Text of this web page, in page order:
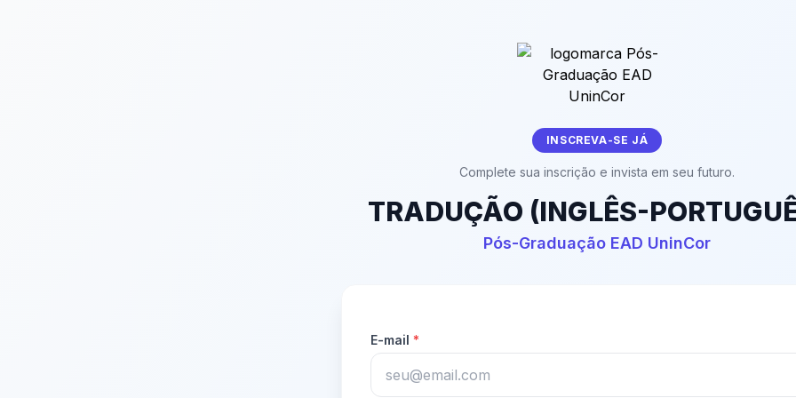
INSCREVA-SE JÁ
Complete sua inscrição e invista em seu futuro.
TRADUÇÃO (INGLÊS-
Pós-Graduação EAD UninCor
E-mail *